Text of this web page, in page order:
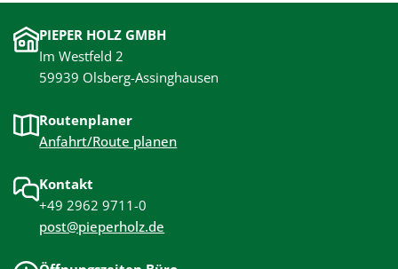
PIEPER HOLZ GMBH
Im Westfeld 2
59939 Olsberg-Assinghausen
Routenplaner
Anfahrt/Route planen
Kontakt
+49 2962 9711-0
post@pieperholz.de